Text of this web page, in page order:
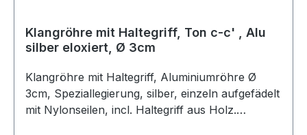
Klangröhre mit Haltegriff, Ton c-c' , Alu
silber eloxiert, Ø 3cm
Klangröhre mit Haltegriff, Aluminiumröhre Ø
3cm, Speziallegierung, silber, einzeln aufgefädelt
mit Nylonseilen, incl. Haltegriff aus Holz.